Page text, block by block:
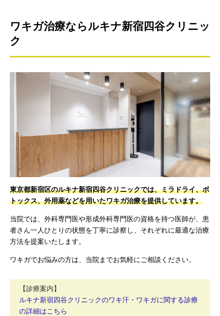
ワキガ治療ならルキナ新宿四谷クリニッ
ク
東京都新宿区のルキナ新宿四谷クリニックでは、ミラドライ、ボ
トックス、外用薬などを用いたワキガ治療を提供しています。
当院では、外科専門医や形成外科専門医の資格を持つ医師が、患
者さん一人ひとりの状態を丁寧に診察し、それぞれに最適な治療
方法を提案いたします。
ワキガでお悩みの方は、当院までお気軽にご相談ください。
【診療案内】
ルキナ新宿四谷クリニックのワキ汗・ワキガに関する診療
の詳細はこちら